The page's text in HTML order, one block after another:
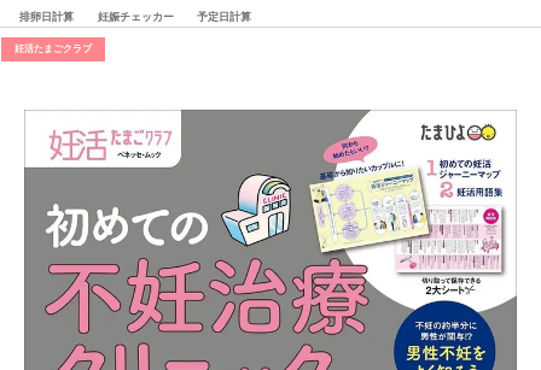
排卵日計算 妊娠チェッカー 予定日計算
妊活たまごクラブ